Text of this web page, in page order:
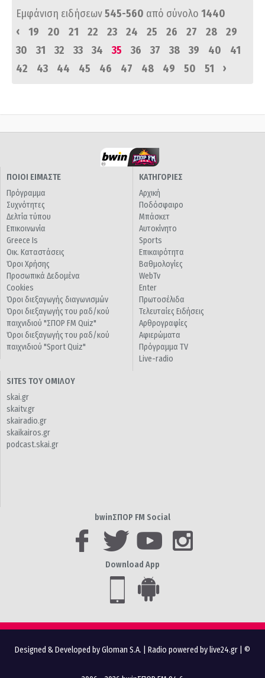
Εμφάνιση ειδήσεων545-560 από σύνολο 1440
‹
19 20 21 22 23 24 25 26 27 28
29
30
31 32 33 34 35 36 37 38 39 40
41
42
43 44 45 46 47 48 49 50 51 ›
ΠΟΙΟΙ ΕΙΜΑΣΤΕ
Πρόγραμμα
Συχνότητες
Δελτία τύπου
Επικοινωνία
Greece Is
Οικ. Καταστάσεις
Όροι Χρήσης
Προσωπικά Δεδομένα
Cookies
Όροι διεξαγωγής διαγωνισμών
Όροι διεξαγωγής του ραδ/κού
παιχνιδιού "ΣΠΟΡ FM Quiz"
Όροι διεξαγωγής του ραδ/κού
παιχνιδιού "Sport Quiz"
ΚΑΤΗΓΟΡΙΕΣ
Αρχική
Ποδόσφαιρο
Μπάσκετ
Αυτοκίνητο
Sports
Επικαιρότητα
Βαθμολογίες
WebTv
Enter
Πρωτοσέλιδα
Τελευταίες Ειδήσεις
Αρθρογραφίες
Αφιερώματα
Πρόγραμμα TV
Live-radio
SITES ΤΟΥ ΟΜΙΛΟΥ
skai.gr
skaitv.gr
skairadio.gr
skaikairos.gr
podcast.skai.gr
bwinΣΠΟΡ FM Social
Download App
Designed & Developed by Gloman S.A. Radio powered by live24.gr | ©